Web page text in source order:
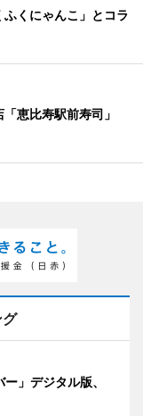
くにゃんこ」とコラ
「恵比寿駅前寿司」
」デジタル版、